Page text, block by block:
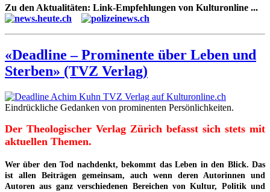
Zu den Aktualitäten: Link-Empfehlungen von Kulturonline ...
«Deadline – Prominente über Leben und
Sterben» (TVZ Verlag)
Eindrückliche Gedanken von prominenten Persönlichkeiten.
Der Theologischer Verlag Zürich befasst sich stets mit
aktuellen Themen.
Wer über den Tod nachdenkt, bekommt das Leben in den Blick. Das
ist allen Beiträgen gemeinsam, auch wenn deren Autorinnen und
Autoren aus ganz verschiedenen Bereichen von Kultur, Politik und